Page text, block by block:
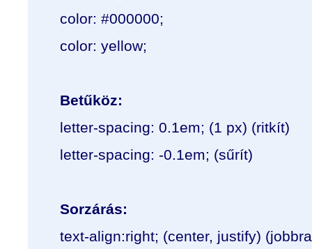
color: #000000;
color: yellow;
Betűköz:
letter-spacing: 0.1em; (1 px) (ritkít)
letter-spacing: -0.1em; (sűrít)
Sorzárás:
text-align:right; (center, justify)